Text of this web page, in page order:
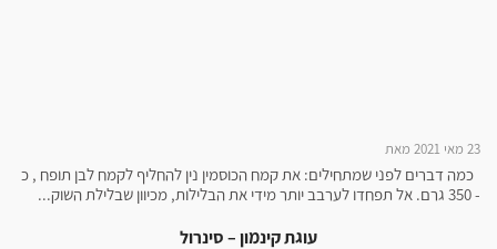
23 מאי 2021 מאת
כמה דברים לפני שמתחילים: את קמח הכוסמין נין להחליף לקמח לבן תופח , כ
- 350 גרם. אל תפחדו לערבב יותר מידי את הבלילות, מכיוון שבלילת השוק...
עוגת קינמון – סינרול